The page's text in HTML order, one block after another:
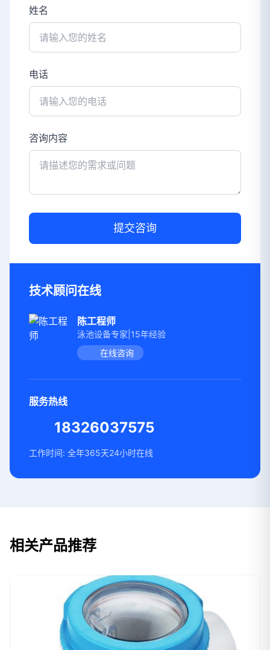
姓名
电话
咨询内容
提交咨询
技术顾问在线
陈工程师
泳池设备专家|15年经验
在线咨询
服务热线
18326037575
工作时间: 全年365天24小时在线
相关产品推荐